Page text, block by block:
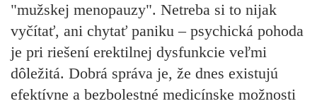
"mužskej menopauzy". Netreba si to nijak
vyčítať, ani chytať paniku – psychická pohoda
je pri riešení erektilnej dysfunkcie veľmi
dôležitá. Dobrá správa je, že dnes existujú
efektívne a bezbolestné medicínske možnosti